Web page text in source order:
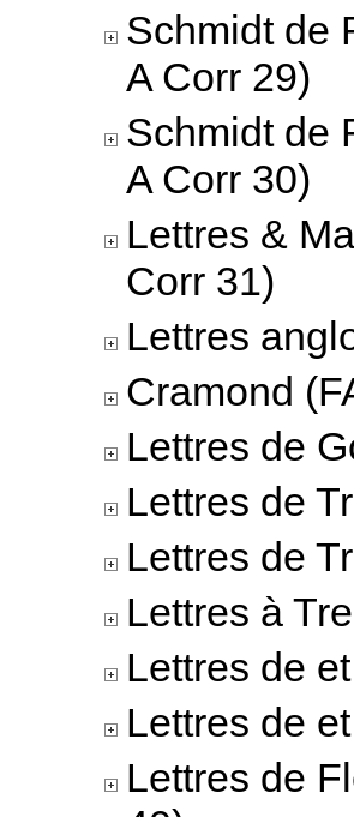
Schmidt de
A Corr 29)
Schmidt de
A Corr 30)
Lettres &
Corr 31)
Lettres
Cramond
Lettres de
Lettres de
Lettres de
Lettres à
Lettres de
Lettres de
Lettres de